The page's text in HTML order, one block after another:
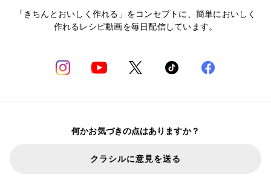
「きちんとおいしく作れる」をコンセプトに、簡単においしく
作れるレシピ動画を毎日配信しています。
何かお気づきの点はありますか？
クラシルに意見を送る